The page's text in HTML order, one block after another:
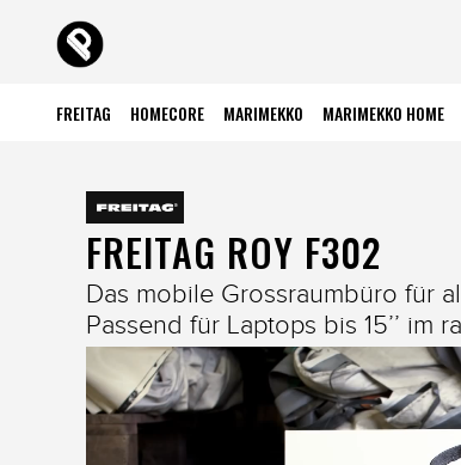
FREITAG HOMECORE MARIMEKKO MARIMEKKO HOME
FREITAG ROY F302
Das mobile Grossraumbüro für
Passend für Laptops bis 15’’ im